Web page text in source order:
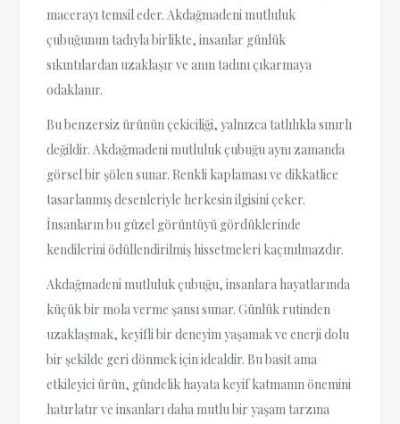
macerayı temsil eder. Akdağmadeni mutluluk
çubuğunun tadıyla birlikte, insanlar günlük
sıkıntılardan uzaklaşır ve anın tadını çıkarmaya
odaklanır.
Bu benzersiz ürünün çekiciliği, yalnızca tatlılıkla sınırlı
değildir. Akdağmadeni mutluluk çubuğu aynı zamanda
görsel bir şölen sunar. Renkli kaplaması ve dikkatlice
tasarlanmış desenleriyle herkesin ilgisini çeker.
İnsanların bu güzel görüntüyü gördüklerinde
kendilerini ödüllendirilmiş hissetmeleri kaçınılmazdır.
Akdağmadeni mutluluk çubuğu, insanlara hayatlarında
küçük bir mola verme şansı sunar. Günlük rutinden
uzaklaşmak, keyifli bir deneyim yaşamak ve enerji dolu
bir şekilde geri dönmek için idealdir. Bu basit ama
etkileyici ürün, gündelik hayata keyif katmanın önemini
hatırlatır ve insanları daha mutlu bir yaşam tarzına